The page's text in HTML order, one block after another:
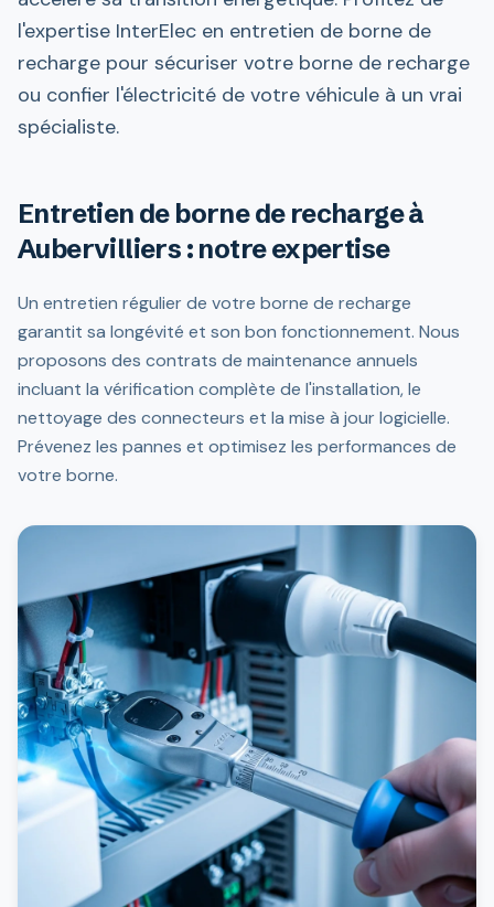
l'expertise InterElec en entretien de borne de
recharge pour sécuriser votre borne de recharge
ou confier l'électricité de votre véhicule à un vrai
spécialiste.
Entretien de borne de recharge à
Aubervilliers : notre expertise
Un entretien régulier de votre borne de recharge
garantit sa longévité et son bon fonctionnement. Nous
proposons des contrats de maintenance annuels
incluant la vérification complète de l'installation, le
nettoyage des connecteurs et la mise à jour logicielle.
Prévenez les pannes et optimisez les performances de
votre borne.